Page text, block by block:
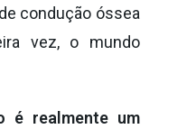
condução óssea
vez, o mundo
é realmente um